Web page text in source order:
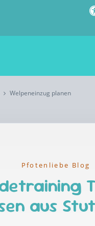
Welpeneinzug planen
Pfotenliebe Blog
aus